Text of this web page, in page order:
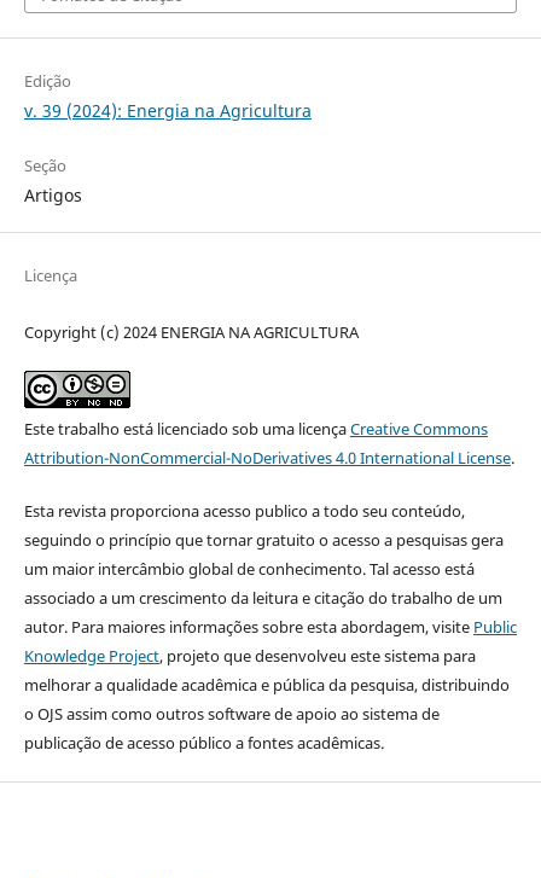
Edição
v. 39 (2024): Energia na Agricultura
Seção
Artigos
Licença
Copyright (c) 2024 ENERGIA NA AGRICULTURA
Este trabalho está licenciado sob uma licençaCreative Commons
Attribution-NonCommercial-NoDerivatives 4.0 International License.
Esta revista proporciona acesso publico a todo seu conteúdo,
seguindo o princípio que tornar gratuito o acesso a pesquisas gera
um maior intercâmbio global de conhecimento. Tal acesso está
associado a um crescimento da leitura e citação do trabalho de um
autor. Para maiores informações sobre esta abordagem, visite Public
Knowledge Project, projeto que desenvolveu este sistema para
melhorar a qualidade acadêmica e pública da pesquisa, distribuindo
o OJS assim como outros software de apoio ao sistema de
publicação de acesso público a fontes acadêmicas.